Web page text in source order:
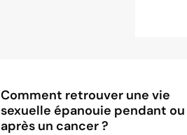
Comment retrouver une vie
sexuelle épanouie pendant ou
après un cancer ?